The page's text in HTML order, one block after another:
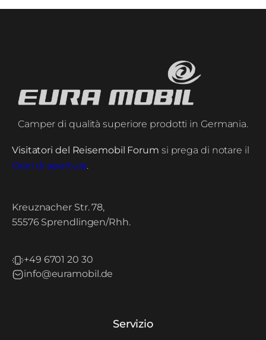
Camper di qualità superiore prodotti in Germania.
Visitatori del Reisemobil Forum si prega di notare il
Orari di apertura.
Kreuznacher Str. 78,
55576 Sprendlingen/Rhh.
+49 6701 20 30
info@euramobil.de
Servizio